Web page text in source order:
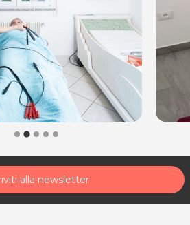
.
alla newsletter